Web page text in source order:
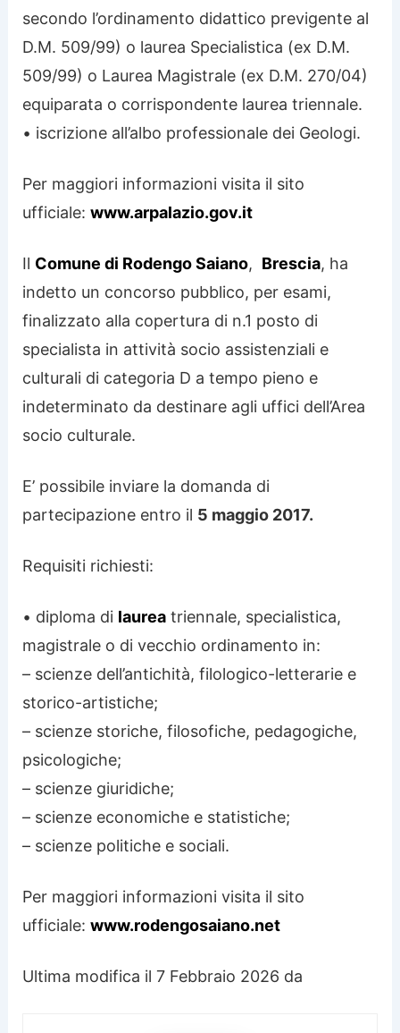
secondo l’ordinamento didattico previgente al
D.M. 509/99) o laurea Specialistica (ex D.M.
509/99) o Laurea Magistrale (ex D.M. 270/04)
equiparata o corrispondente laurea triennale.
• iscrizione all’albo professionale dei Geologi.
Per maggiori informazioni visita il sito
ufficiale:www.arpalazio.gov.it
Il Comune di Rodengo Saiano, Brescia, ha
indetto un concorso pubblico, per esami,
finalizzato alla copertura di n.1 posto di
specialista in attività socio assistenziali e
culturali di categoria D a tempo pieno e
indeterminato da destinare agli uffici dell’Area
socio culturale.
E’ possibile inviare la domanda di
partecipazione entro il 5 maggio 2017.
Requisiti richiesti:
• diploma di laurea triennale, specialistica,
magistrale o di vecchio ordinamento in:
– scienze dell’antichità, filologico-letterarie e
storico-artistiche;
– scienze storiche, filosofiche, pedagogiche,
psicologiche;
– scienze giuridiche;
– scienze economiche e statistiche;
– scienze politiche e sociali.
Per maggiori informazioni visita il sito
ufficiale:www.rodengosaiano.net
Ultima modifica il 7 Febbraio 2026 da